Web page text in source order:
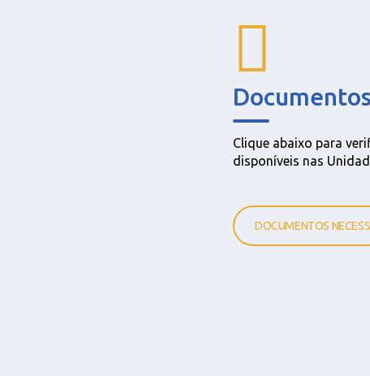
Clique abaixo para
disponíveis nas
DOCUMENTOS